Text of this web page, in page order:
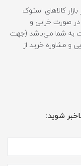
کالاهای استوک
مهلت تست در صورت خرابی و
به شما می‌باشد (جهت
و مشاوره خرید از
شوید: